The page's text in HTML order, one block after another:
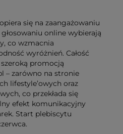
się na zaangażowaniu
online wybierają
co wzmacnia
wyróżnień. Całość
promocją
– zarówno na stronie
lifestyle’owych oraz
co przekłada się
efekt komunikacyjny
Start plebiscytu